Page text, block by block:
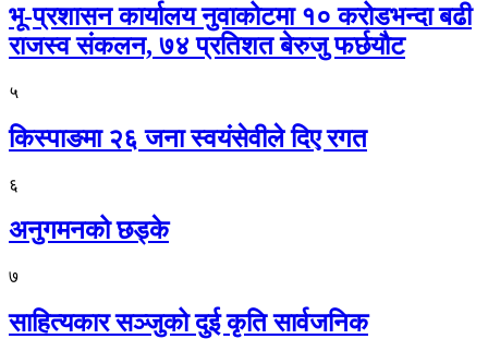
भू-प्रशासन कार्यालय नुवाकोटमा १० करोडभन्दा बढी
राजस्व संकलन, ७४ प्रतिशत बेरुजु फर्छयौट
५
किस्पाङमा २६ जना स्वयंसेवीले दिए रगत
६
अनुगमनको छड्के
७
साहित्यकार सञ्जुको दुई कृति सार्वजनिक